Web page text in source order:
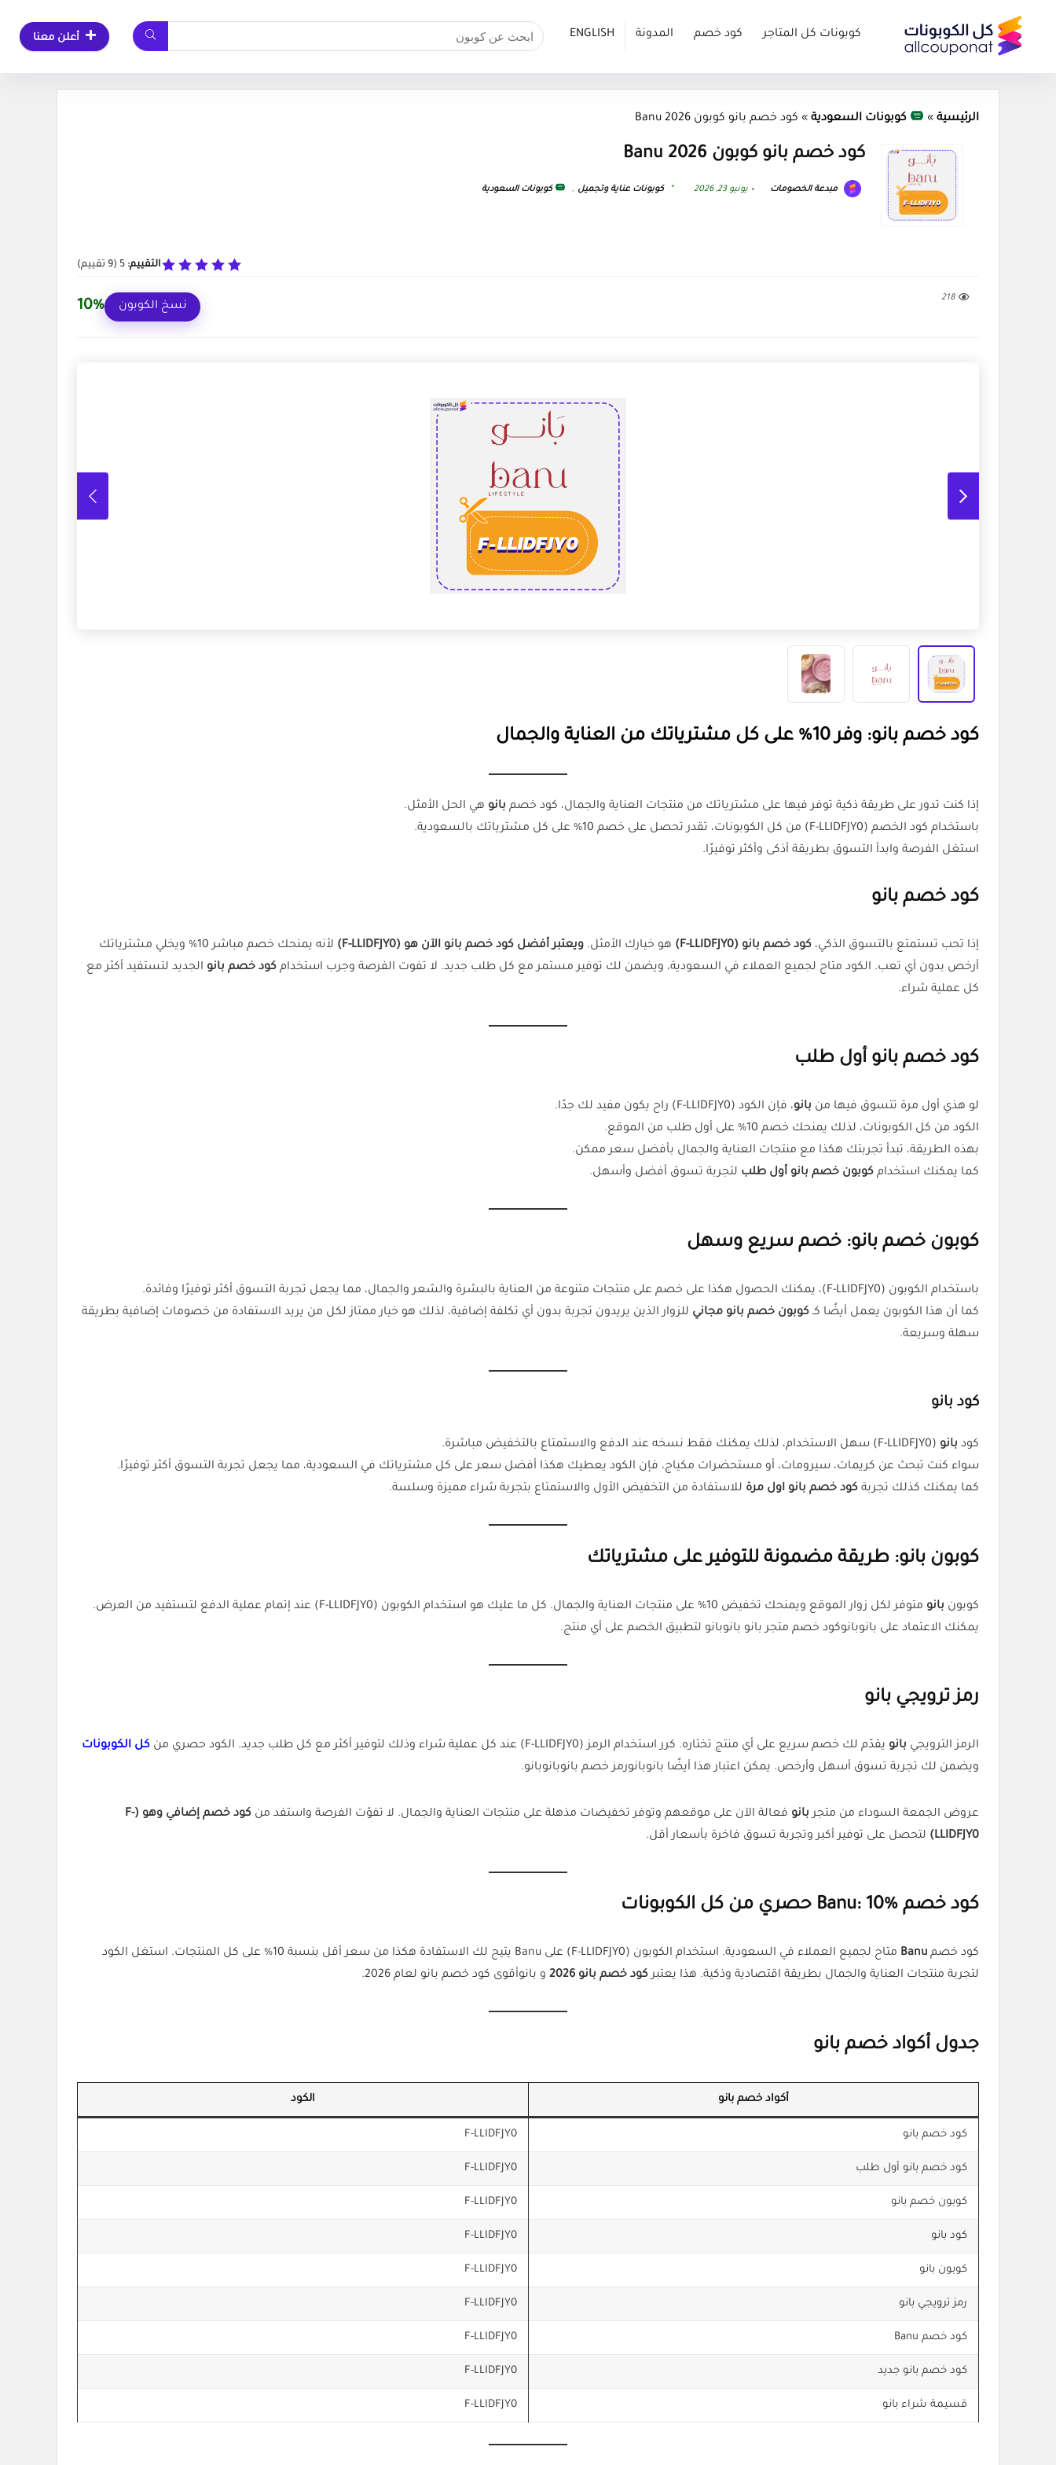
كوبونات كل المتاجر كود خصم المدونة ENGLISH أعلن معنا
الرئيسية » كوبونات السعودية » كود خصم بانو كوبون Banu 2026
كود خصم بانو كوبون Banu 2026
مبدعة الخصومات يونيو 23, 2026 كوبونات عناية وتجميل , كوبونات السعودية
التقييم: 5
(
9 تقييم)
218
10% نسخ الكوبون
كود خصم بانو: وفر 10% على كل مشترياتك من العناية والجمال
إذا كنت تدور على طريقة ذكية توفر فيها على مشترياتك من منتجات العناية والجمال، كود خصم بانو هي الحل الأمثل.
باستخدام كود الخصم (F-LLIDFJY0) من كل الكوبونات، تقدر تحصل على خصم 10% على كل مشترياتك بالسعودية.
استغل الفرصة وابدأ التسوق بطريقة أذكى وأكثر توفيرًا.
كود خصم بانو
إذا تحب تستمتع بالتسوق الذكي، كود خصم بانو (F-LLIDFJY0) هو خيارك الأمثل. ويعتبر أفضل كود خصم بانو الآن هو (F-LLIDFJY0)
لأنه يمنحك خصم مباشر 10% ويخلي مشترياتك
أرخص بدون أي تعب. الكود متاح لجميع العملاء في السعودية، ويضمن لك توفير مستمر مع كل طلب جديد. لا تفوت الفرصة وجرب استخدام كود خصم بانو الجديد لتستفيد أكثر مع
كل عملية شراء.
كود خصم بانو أول طلب
لو هذي أول مرة تتسوق فيها من بانو، فإن الكود (F-LLIDFJY0) راح يكون مفيد لك جدًا.
الكود من كل الكوبونات، لذلك يمنحك خصم 10% على أول طلب من الموقع.
بهذه الطريقة، تبدأ تجربتك هكذا مع منتجات العناية والجمال بأفضل سعر ممكن.
كما يمكنك استخدام كوبون خصم بانو أول طلب لتجربة تسوق أفضل وأسهل.
كوبون خصم بانو: خصم سريع وسهل
باستخدام الكوبون (F-LLIDFJY0)، يمكنك الحصول هكذا على خصم على منتجات متنوعة من العناية بالبشرة والشعر والجمال، مما يجعل تجربة التسوق أكثر توفيرًا وفائدة.
كما أن هذا الكوبون يعمل أيضًا كـكوبون خصم بانو مجاني للزوار الذين يريدون تجربة بدون أي تكلفة إضافية، لذلك هو خيار ممتاز لكل من يريد الاستفادة من خصومات إضافية بطريقة
سهلة وسريعة.
كود بانو
كود بانو (F-LLIDFJY0) سهل الاستخدام، لذلك يمكنك فقط نسخه عند الدفع والاستمتاع بالتخفيض مباشرة.
سواء كنت تبحث عن كريمات، سيرومات، أو مستحضرات مكياج، فإن الكود يعطيك هكذا أفضل سعر على كل مشترياتك في السعودية، مما يجعل تجربة التسوق أكثر توفيرًا.
كما يمكنك كذلك تجربة كود خصم بانو اول مرة للاستفادة من التخفيض الأول والاستمتاع بتجربة شراء مميزة وسلسة.
كوبون بانو: طريقة مضمونة للتوفير على مشترياتك
كوبون بانو
متوفر لكل زوار الموقع ويمنحك تخفيض 10% على منتجات العناية والجمال. كل ما عليك هو استخدام الكوبون (F-LLIDFJY0) عند إتمام عملية الدفع لتستفيد من العرض.
يمكنك الاعتماد على بانوبانوكود خصم متجر بانو بانوبانو لتطبيق الخصم على أي منتج.
رمز ترويجي بانو
الرمز الترويجي بانو يقدّم لك خصم سريع على أي منتج تختاره. كرر استخدام الرمز (F-LLIDFJY0) عند كل عملية شراء وذلك لتوفير أكثر مع كل طلب جديد. الكود حصري من
كل الكوبونات
ويضمن لك تجربة تسوق أسهل وأرخص. يمكن اعتبار هذا أيضًا بانوبانورمز خصم بانوبانوبانو.
عروض الجمعة السوداء من متجربانو فعالة الآن على موقعهم وتوفر تخفيضات مذهلة على منتجات العناية والجمال. لا تفوّت الفرصة واستفد من
كود خصم إضافي وهو (F-
LLIDFJY0)
لتحصل على توفير أكبر وتجربة تسوق فاخرة بأسعار أقل.
كود خصم Banu: 10% حصري من كل الكوبونات
كود خصم Banu
متاح لجميع العملاء في السعودية. استخدام الكوبون (F-LLIDFJY0) على Banu يتيح لك الاستفادة هكذا من سعر أقل بنسبة 10% على كل المنتجات. استغل الكود
لتجربة منتجات العناية والجمال بطريقة اقتصادية وذكية. هذا يعتبركود خصم بانو 2026 و بانوأقوى كود خصم بانو لعام 2026.
جدول أكواد خصم بانو
أكواد خصم بانو الكود
كود خصم بانو F-LLIDFJY0
كود خصم بانو أول طلب F-LLIDFJY0
كوبون خصم بانو F-LLIDFJY0
كود بانو F-LLIDFJY0
كوبون بانو F-LLIDFJY0
رمز ترويجي بانو F-LLIDFJY0
كود خصم Banu F-LLIDFJY0
كود خصم بانو جديد F-LLIDFJY0
قسيمة شراء بانو F-LLIDFJY0